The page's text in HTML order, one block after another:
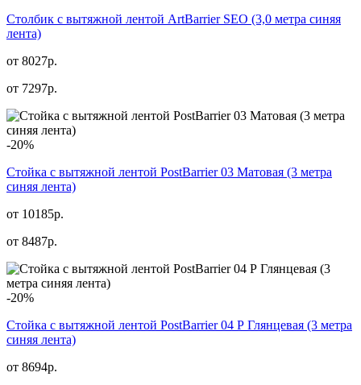
Столбик с вытяжной лентой ArtBarrier SEO (3,0 метра синяя
лента)
от 8027р.
от 7297р.
-20%
Стойка с вытяжной лентой PostBarrier 03 Матовая (3 метра
синяя лента)
от 10185р.
от 8487р.
-20%
Стойка с вытяжной лентой PostBarrier 04 Р Глянцевая (3 метра
синяя лента)
от 8694р.